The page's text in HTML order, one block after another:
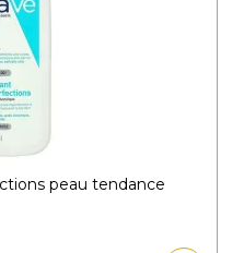
peau tendance